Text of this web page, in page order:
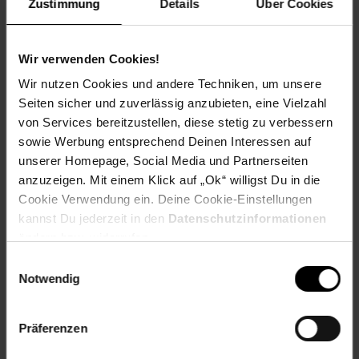
Zustimmung Details Über Cookies
Wir verwenden Cookies!
Wir nutzen Cookies und andere Techniken, um unsere
Seiten sicher und zuverlässig anzubieten, eine Vielzahl
von Services bereitzustellen, diese stetig zu verbessern
sowie Werbung entsprechend Deinen Interessen auf
unserer Homepage, Social Media und Partnerseiten
anzuzeigen. Mit einem Klick auf „Ok“ willigst Du in die
Cookie Verwendung ein. Deine Cookie-Einstellungen
kannst Du jederzeit in den Datenschutzinformationen
Notwendig
Präferenzen
EAN: 8875390081548
Artikel gehört zur Kategorie:Fahrradsattel
Versandinformationen
Herstellerinformationen
Fußzeile
Weitere Online-Angebote
Weinwelt